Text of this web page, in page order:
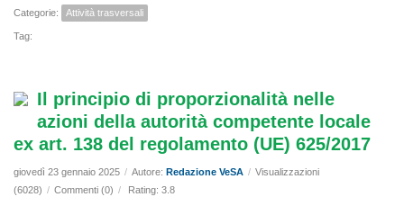
Categorie: Attività trasversali
Tag:
Il principio di proporzionalità nelle
azioni della autorità competente locale
ex art. 138 del regolamento (UE) 625/2017
giovedì 23 gennaio 2025 / Autore: Redazione VeSA / Visualizzazioni
(6028) / Commenti (0) / Rating: 3.8